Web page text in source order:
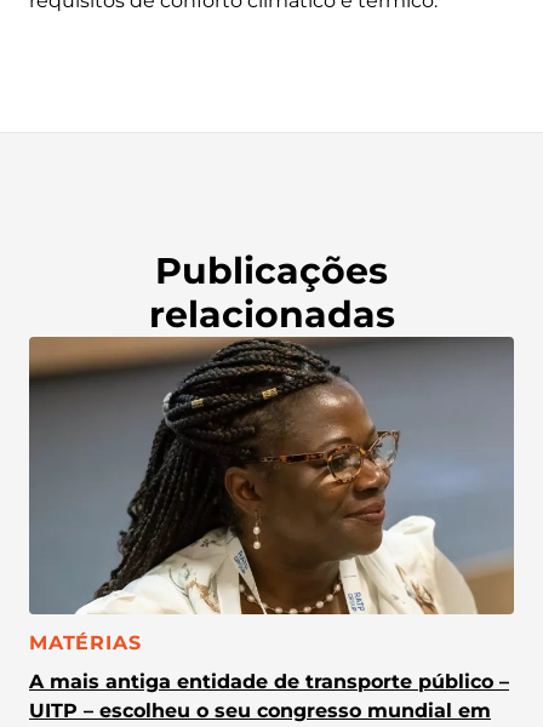
Publicações
relacionadas
CATEGORIA:
MATÉRIAS
A mais antiga entidade de transporte público –
UITP – escolheu o seu congresso mundial em